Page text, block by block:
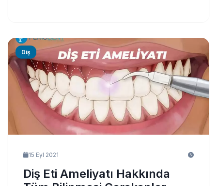
Diş
15 Eyl 2021
Diş Eti Ameliyatı Hakkında